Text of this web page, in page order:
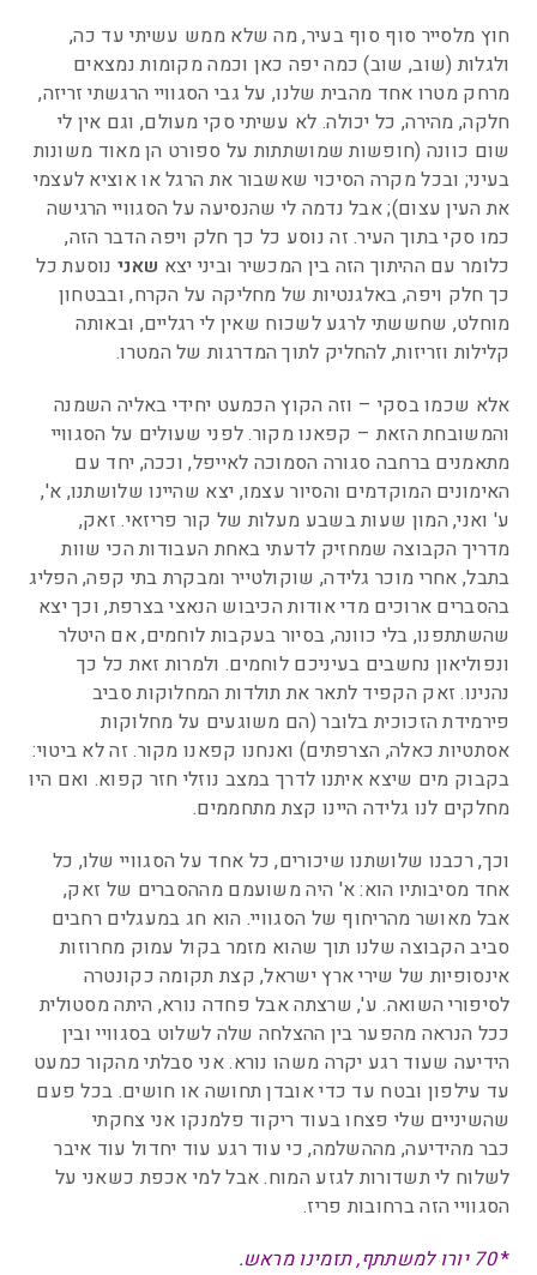
חוץ מלסייר סוף סוף בעיר, מה שלא ממש עשיתי עד כה,
ולגלות (שוב, שוב) כמה יפה כאן וכמה מקומות נמצאים
מרחק מטרו אחד מהבית שלנו, על גבי הסגוויי הרגשתי זריזה,
חלקה, מהירה, כל יכולה. לא עשיתי סקי מעולם, וגם אין לי
שום כוונה (חופשות שמושתתות על ספורט הן מאוד משונות
בעיני; ובכל מקרה הסיכוי שאשבור את הרגל או אוציא לעצמי
את העין עצום); אבל נדמה לי שהנסיעה על הסגוויי הרגישה
כמו סקי בתוך העיר. זה נוסע כל כך חלק ויפה הדבר הזה,
כלומר עם ההיתוך הזה בין המכשיר וביני יצא שאנינוסעת כל
כך חלק ויפה, באלגנטיות של מחליקה על הקרח, ובבטחון
מוחלט, שחששתי לרגע לשכוח שאין לי רגליים, ובאותה
קלילות וזריזות, להחליק לתוך המדרגות של המטרו.
אלא שכמו בסקי – וזה הקוץ הכמעט יחידי באליה השמנה
והמשובחת הזאת – קפאנו מקור. לפני שעולים על הסגוויי
מתאמנים ברחבה סגורה הסמוכה לאייפל, וככה, יחד עם
האימונים המוקדמים והסיור עצמו, יצא שהיינו שלושתנו, א',
ע' ואני, המון שעות בשבע מעלות של קור פריזאי. זאק,
מדריך הקבוצה שמחזיק לדעתי באחת העבודות הכי שוות
בתבל, אחרי מוכר גלידה, שוקולטייר ומבקרת בתי קפה, הפליג
בהסברים ארוכים מדי אודות הכיבוש הנאצי בצרפת, וכך יצא
שהשתתפנו, בלי כוונה, בסיור בעקבות לוחמים, אם היטלר
ונפוליאון נחשבים בעיניכם לוחמים. ולמרות זאת כל כך
נהנינו. זאק הקפיד לתאר את תולדות המחלוקות סביב
פירמידת הזכוכית בלובר (הם משוגעים על מחלוקות
אסתטיות כאלה, הצרפתים) ואנחנו קפאנו מקור. זה לא ביטוי:
בקבוק מים שיצא איתנו לדרך במצב נוזלי חזר קפוא. ואם היו
מחלקים לנו גלידה היינו קצת מתחממים.
וכך, רכבנו שלושתנו שיכורים, כל אחד על הסגוויי שלו, כל
אחד מסיבותיו הוא: א' היה משועמם מההסברים של זאק,
אבל מאושר מהריחוף של הסגוויי. הוא חג במעגלים רחבים
סביב הקבוצה שלנו תוך שהוא מזמר בקול עמוק מחרוזות
אינסופיות של שירי ארץ ישראל, קצת תקומה כקונטרה
לסיפורי השואה. ע', שרצתה אבל פחדה נורא, היתה מסטולית
ככל הנראה מהפער בין ההצלחה שלה לשלוט בסגוויי ובין
הידיעה שעוד רגע יקרה משהו נורא. אני סבלתי מהקור כמעט
עד עילפון ובטח עד כדי אובדן תחושה או חושים. בכל פעם
שהשיניים שלי פצחו בעוד ריקוד פלמנקו אני צחקתי
כבר מהידיעה, מההשלמה, כי עוד רגע עוד יחדול עוד איבר
לשלוח לי תשדורות לגזע המוח. אבל למי אכפת כשאני על
הסגוויי הזה ברחובות פריז.
*70 יורו למשתתף, תזמינו מראש.